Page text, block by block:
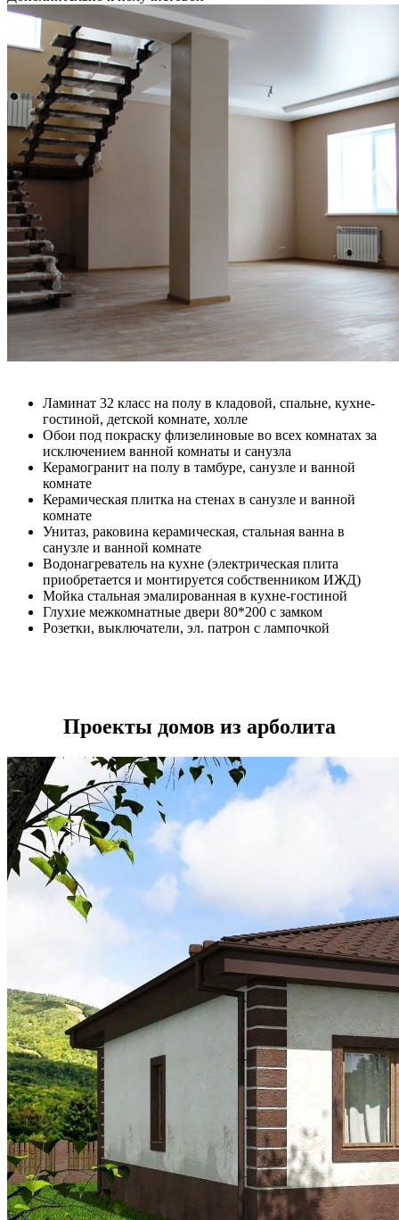
Ламинат 32 класс на полу в кладовой, спальне, кухне-
гостиной, детской комнате, холле
Обои под покраску флизелиновые во всех комнатах за
исключением ванной комнаты и санузла
Керамогранит на полу в тамбуре, санузле и ванной
комнате
Керамическая плитка на стенах в санузле и ванной
комнате
Унитаз, раковина керамическая, стальная ванна в
санузле и ванной комнате
Водонагреватель на кухне (электрическая плита
приобретается и монтируется собственником ИЖД)
Мойка стальная эмалированная в кухне-гостиной
Глухие межкомнатные двери 80*200 с замком
Розетки, выключатели, эл. патрон с лампочкой
Проекты домов из арболита